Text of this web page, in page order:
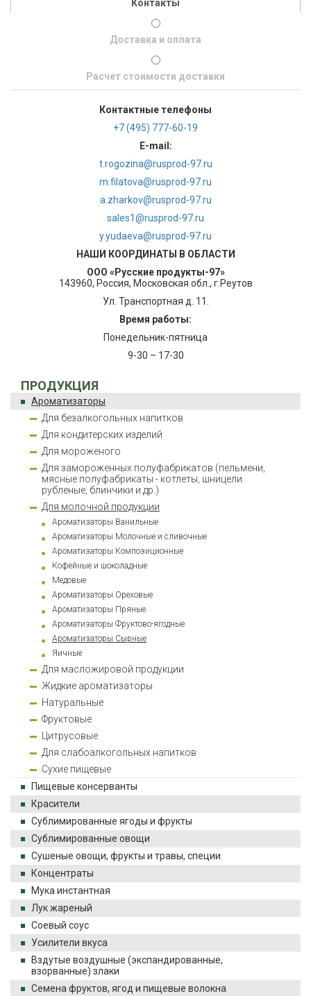
ПРОДУКЦИЯ
Ароматизаторы
Для безалкогольных напитков
Для кондитерских изделий
Для мороженого
Для замороженных полуфабрикатов (пельмени,
мясные полуфабрикаты - котлеты, шницели
рубленые, блинчики и др.)
Для молочной продукции
Ароматизаторы Ванильные
Ароматизаторы Молочные и сливочные
Ароматизаторы Композиционные
Кофейные и шоколадные
Медовые
Ароматизаторы Ореховые
Ароматизаторы Пряные
Ароматизаторы Фруктово-ягодные
Ароматизаторы Сырные
Яичные
Для масложировой продукции
Жидкие ароматизаторы
Натуральные
Фруктовые
Цитрусовые
Для слабоалкогольных напитков
Сухие пищевые
Пищевые консерванты
Красители
Сублимированные ягоды и фрукты
Сублимированные овощи
Сушеные овощи, фрукты и травы, специи
Концентраты
Мука инстантная
Лук жареный
Соевый соус
Усилители вкуса
Вздутые воздушные (экспандированные,
взорванные) злаки
Семена фруктов, ягод и пищевые волокна
Контакты
Доставка и оплата
Расчет стоимости доставки
Контактные телефоны
+7 (495) 777-60-19
E-mail:
t.rogozina@rusprod-97.ru
m.filatova@rusprod-97.ru
a.zharkov@rusprod-97.ru
sales1@rusprod-97.ru
y.yudaeva@rusprod-97.ru
НАШИ КООРДИНАТЫ В ОБЛАСТИ
ООО «Русские продукты-97»
143960, Россия, Московская обл., г.Реутов
Ул. Транспортная д. 11.
Время работы:
Понедельник-пятница
9-30 – 17-30